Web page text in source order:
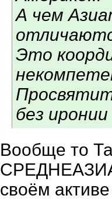
А чем
Это
без
Вообще то
своём